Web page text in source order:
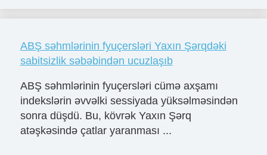
ABŞ səhmlərinin fyuçersləri Yaxın Şərqdəki
sabitsizlik səbəbindən ucuzlaşıb
ABŞ səhmlərinin fyuçersləri cümə axşamı
indekslərin əvvəlki sessiyada yüksəlməsindən
sonra düşdü. Bu, kövrək Yaxın Şərq
atəşkəsində çatlar yaranması ...